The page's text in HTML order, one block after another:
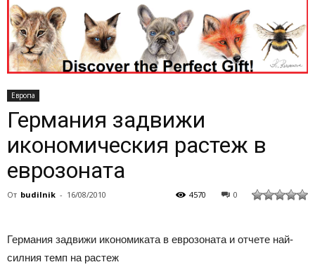
Европа
Германия задвижи
икономическия растеж в
еврозоната
От budilnik - 16/08/2010 0
4570
Германия задвижи икономиката в еврозоната и отчете най-
силния темп на растеж